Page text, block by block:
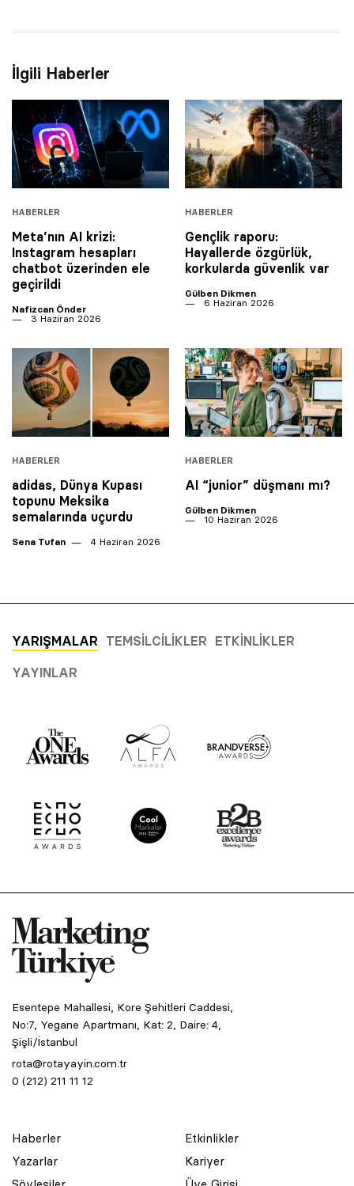
İlgili Haberler
HABERLER
Meta’nın AI krizi:
Instagram hesapları
chatbot üzerinden ele
geçirildi
Nafizcan Önder
3 Haziran 2026
HABERLER
Gençlik raporu:
Hayallerde özgürlük,
korkularda güvenlik var
Gülben Dikmen
6 Haziran 2026
HABERLER
adidas, Dünya Kupası
topunu Meksika
semalarında uçurdu
Sena Tufan 4 Haziran 2026
HABERLER
AI “junior” düşmanı mı?
Gülben Dikmen
10 Haziran 2026
YARIŞMALAR TEMSILCILIKLER ETKINLIKLER
YAYINLAR
Esentepe Mahallesi, Kore Şehitleri Caddesi,
No:7, Yegane Apartmanı, Kat: 2, Daire: 4,
Şişli/İstanbul
rota@rotayayin.com.tr
0 (212) 211 11 12
Haberler
Yazarlar
Etkinlikler
Kariyer